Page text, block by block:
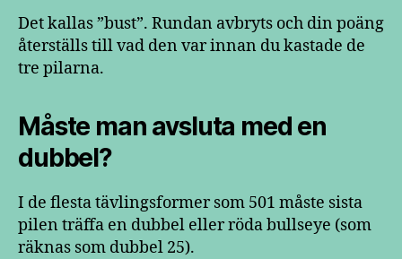
Det kallas ”bust”. Rundan avbryts och din poäng
återställs till vad den var innan du kastade de
tre pilarna.
Måste man avsluta med en
dubbel?
I de flesta tävlingsformer som 501 måste sista
pilen träffa en dubbel eller röda bullseye (som
räknas som dubbel 25).